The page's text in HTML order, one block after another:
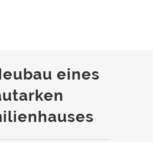
eines